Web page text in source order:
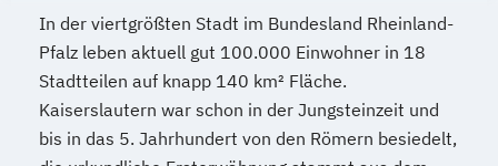
In der viertgrößten Stadt im Bundesland Rheinland-
Pfalz leben aktuell gut 100.000 Einwohner in 18
Stadtteilen auf knapp 140 km² Fläche.
Kaiserslautern war schon in der Jungsteinzeit und
bis in das 5. Jahrhundert von den Römern besiedelt,